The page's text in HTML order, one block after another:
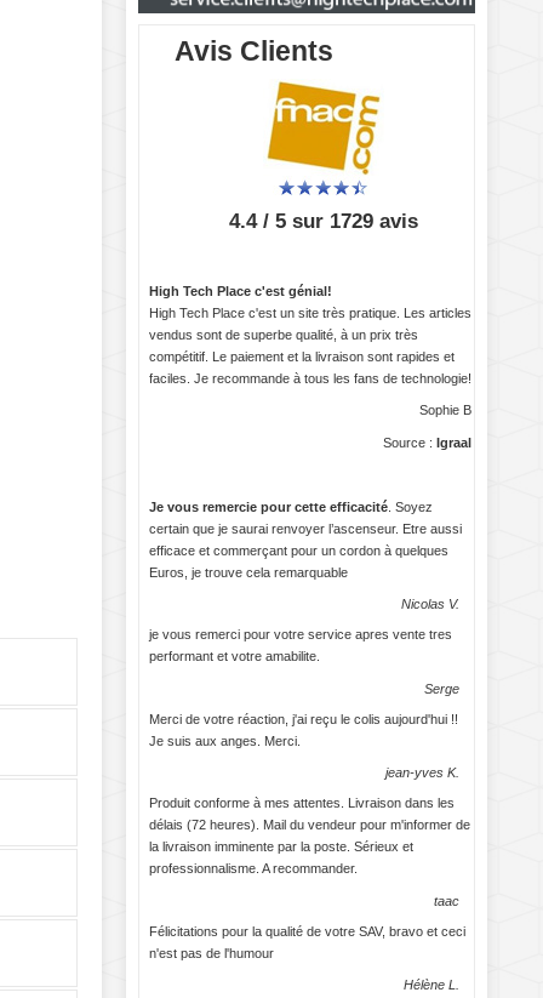
Avis Clients
4.4 / 5 sur 1729 avis
High Tech Place c'est génial!
High Tech Place c'est un site très pratique. Les articles
vendus sont de superbe qualité, à un prix très
compétitif. Le paiement et la livraison sont rapides et
faciles. Je recommande à tous les fans de technologie!
Sophie B
Source : Igraal
Je vous remercie pour cette efficacité . Soyez
certain que je saurai renvoyer l’ascenseur. Etre aussi
efficace et commerçant pour un cordon à quelques
Euros, je trouve cela remarquable
Nicolas V.
je vous remerci pour votre service apres vente tres
performant et votre amabilite.
Serge
Merci de votre réaction, j'ai reçu le colis aujourd'hui !!
Je suis aux anges. Merci.
jean-yves K.
Produit conforme à mes attentes. Livraison dans les
délais (72 heures). Mail du vendeur pour m'informer de
la livraison imminente par la poste. Sérieux et
professionnalisme. A recommander.
taac
Félicitations pour la qualité de votre SAV, bravo et ceci
n'est pas de l'humour
Hélène L.